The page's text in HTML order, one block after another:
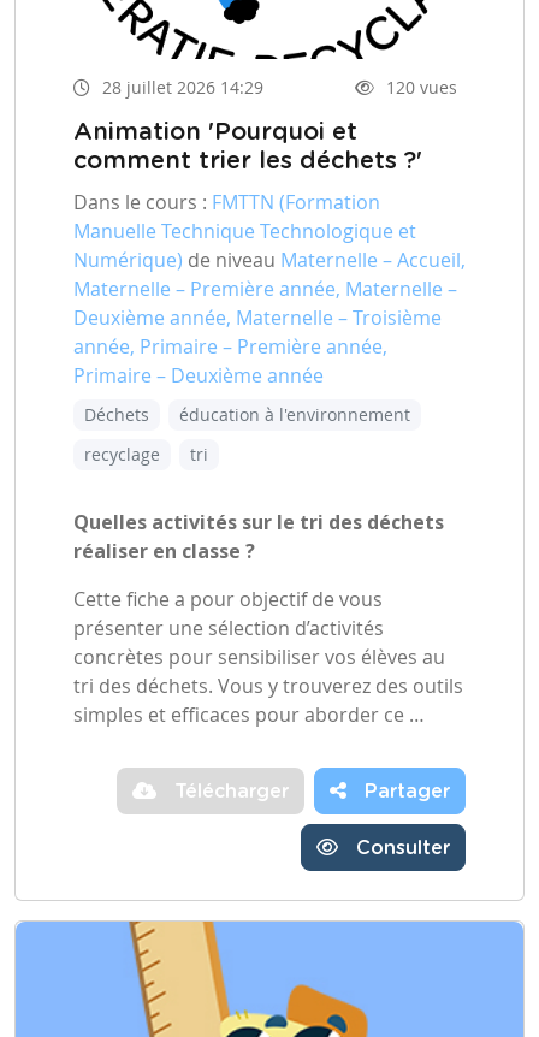
28 juillet 2026 14:29 120 vues
Animation 'Pourquoi et
comment trier les déchets ?'
Dans le cours : FMTTN (Formation
Manuelle Technique Technologique et
Numérique) de niveau Maternelle – Accueil,
Maternelle – Première année, Maternelle –
Deuxième année, Maternelle – Troisième
année, Primaire – Première année,
Primaire – Deuxième année
Déchets
éducation à l'environnement
recyclage
tri
Quelles activités sur le tri des déchets
réaliser en classe ?
Cette fiche a pour objectif de vous
présenter une sélection d’activités
concrètes pour sensibiliser vos élèves au
tri des déchets. Vous y trouverez des outils
simples et efficaces pour aborder ce …
Télécharger Partager
Consulter